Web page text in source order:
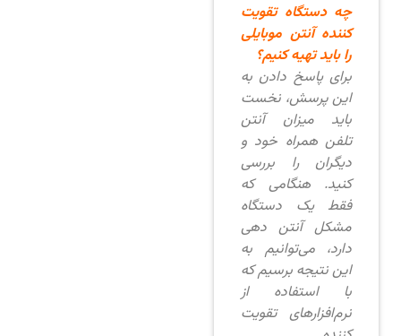
چه دستگاه تقویت
کننده آنتن موبایلی
را باید تهیه کنیم؟
برای پاسخ دادن به
این پرسش، نخست
باید میزان آنتن
تلفن همراه خود و
دیگران را بررسی
کنید. هنگامی که
فقط یک دستگاه
مشکل آنتن دهی
دارد، می‌توانیم به
این نتیجه برسیم که
با استفاده از
نرم‌افزارهای تقویت